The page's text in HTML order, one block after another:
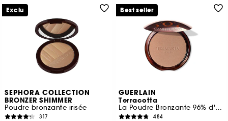
SEPHORA COLLECTION
BRONZER SHIMMER
Poudre bronzante irisée
317
Exclu
GUERLAIN
Terracotta
La Poudre Bronzante 96% d'ingrédients d'origine naturelle
484
Best seller